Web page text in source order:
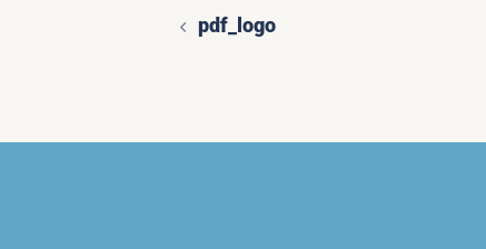
Beitragsnavigation
pdf_logo